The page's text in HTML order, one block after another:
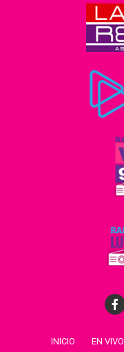
INICIO EN VIVO